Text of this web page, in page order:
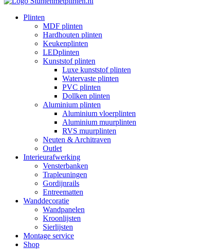
Plinten
MDF plinten
Hardhouten plinten
Keukenplinten
LEDplinten
Kunststof plinten
Luxe kunststof plinten
Watervaste plinten
PVC plinten
Dollken plinten
Aluminium plinten
Aluminium vloerplinten
Aluminium muurplinten
RVS muurplinten
Neuten & Architraven
Outlet
Interieurafwerking
Vensterbanken
Trapleuningen
Gordijnrails
Entreematten
Wanddecoratie
Wandpanelen
Kroonlijsten
Sierlijsten
Montage service
Shop